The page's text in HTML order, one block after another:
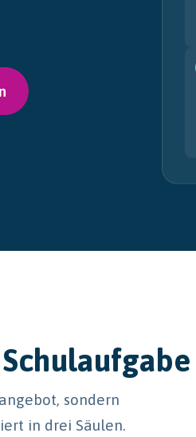
sondern
in drei Säulen.